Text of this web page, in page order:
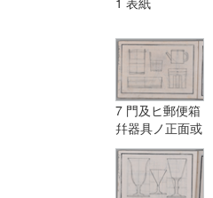
7 門及ヒ郵便箱
幷器具ノ正面或
ハ側面ノ単図